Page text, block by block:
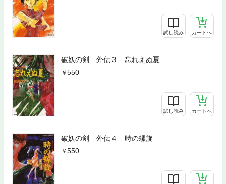
試し読み カートへ
破妖の剣 外伝３ 忘れえぬ夏
550
試し読み カートへ
破妖の剣 外伝４ 時の螺旋
550